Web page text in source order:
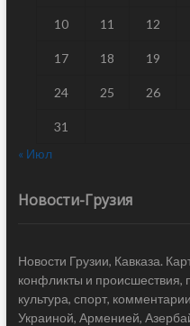
10 11 12
17 18 19
24 25 26
31
« Июл
Новости-Грузия
Новости Грузии, Кавказа.
конфликты и происшествия,
культура, спорт,
Украиной, Арменией,